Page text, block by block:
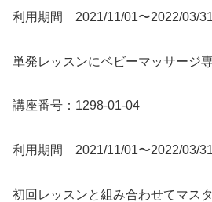
利用期間 2021/11/01〜2022/03/31
単発レッスンにベビーマッサージ
講座番号：1298-01-04
利用期間 2021/11/01〜2022/03/31
初回レッスンと組み合わせてマス